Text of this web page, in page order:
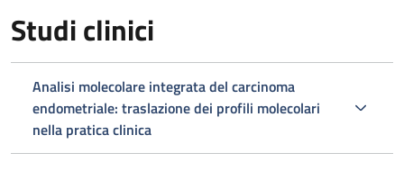
Studi clinici
Analisi molecolare integrata del carcinoma
endometriale: traslazione dei profili molecolari
nella pratica clinica